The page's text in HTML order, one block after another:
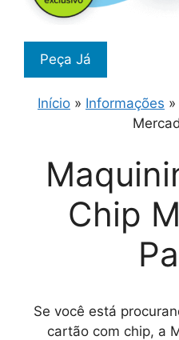
Peça Já
Início » Informações »
Chip
Se você está
cartão com chip, a